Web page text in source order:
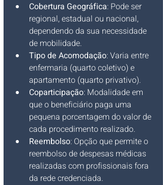
Cobertura Geográfica: Pode ser
regional, estadual ou nacional,
dependendo da sua necessidade
de mobilidade.
Tipo de Acomodação: Varia entre
enfermaria (quarto coletivo) e
apartamento (quarto privativo).
Coparticipação: Modalidade em
que o beneficiário paga uma
pequena porcentagem do valor de
cada procedimento realizado.
Reembolso: Opção que permite o
reembolso de despesas médicas
realizadas com profissionais fora
da rede credenciada.